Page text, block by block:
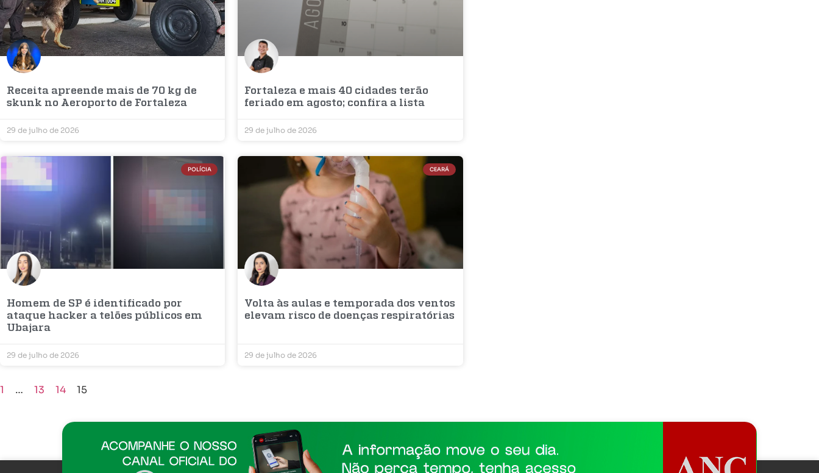
Receita apreende mais de 70 kg de
skunk no Aeroporto de Fortaleza
29 de julho de 2026
Fortaleza e mais 40 cidades terão
feriado em agosto; confira a lista
29 de julho de 2026
POLÍCIA
Homem de SP é identificado por
ataque hacker a telões públicos em
Ubajara
29 de julho de 2026
CEARÁ
Volta às aulas e temporada dos ventos
elevam risco de doenças respiratórias
29 de julho de 2026
1 … 13 14 15